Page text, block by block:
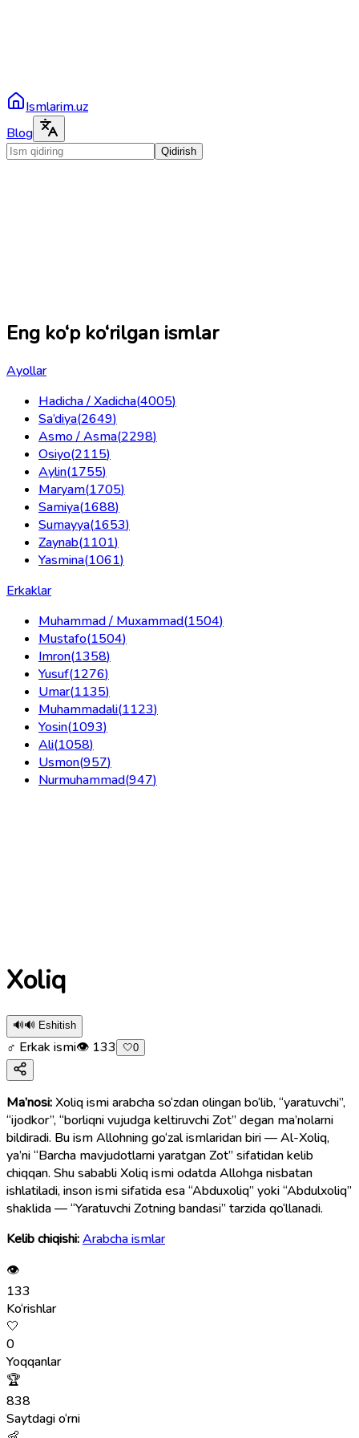
Ismlarim.uz
Blog
Qidirish
Eng ko‘p ko‘rilgan ismlar
Ayollar
Hadicha / Xadicha(4005)
Sa’diya(2649)
Asmo / Asma(2298)
Osiyo(2115)
Aylin(1755)
Maryam(1705)
Samiya(1688)
Sumayya(1653)
Zaynab(1101)
Yasmina(1061)
Erkaklar
Muhammad / Muxammad(1504)
Mustafo(1504)
Imron(1358)
Yusuf(1276)
Umar(1135)
Muhammadali(1123)
Yosin(1093)
Ali(1058)
Usmon(957)
Nurmuhammad(947)
Xoliq
🔊🔊 Eshitish
♂ Erkak ismi👁 133 🤍0
Ma’nosi:Xoliq ismi arabcha so‘zdan olingan bo‘lib, “yaratuvchi”,
“ijodkor”, “borliqni vujudga keltiruvchi Zot” degan ma’nolarni
bildiradi. Bu ism Allohning go‘zal ismlaridan biri — Al-Xoliq,
ya’ni “Barcha mavjudotlarni yaratgan Zot” sifatidan kelib
chiqqan. Shu sababli Xoliq ismi odatda Allohga nisbatan
ishlatiladi, inson ismi sifatida esa “Abduxoliq” yoki “Abdulxoliq”
shaklida — “Yaratuvchi Zotning bandasi” tarzida qo‘llanadi.
Kelib chiqishi:Arabcha ismlar
👁
133
Ko‘rishlar
🤍
0
Yoqqanlar
🏆
838
Saytdagi o‘rni